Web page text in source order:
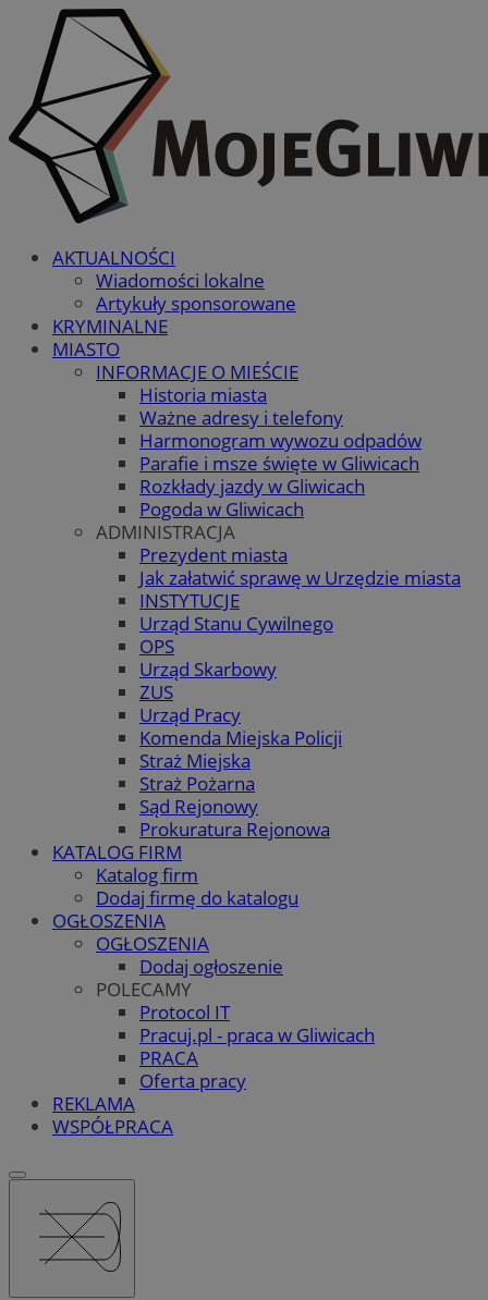
AKTUALNOŚCI
Wiadomości lokalne
Artykuły sponsorowane
KRYMINALNE
MIASTO
INFORMACJE O MIEŚCIE
Historia miasta
Ważne adresy i telefony
Harmonogram wywozu odpadów
Parafie i msze święte w Gliwicach
Rozkłady jazdy w Gliwicach
Pogoda w Gliwicach
ADMINISTRACJA
Prezydent miasta
Jak załatwić sprawę w Urzędzie miasta
INSTYTUCJE
Urząd Stanu Cywilnego
OPS
Urząd Skarbowy
ZUS
Urząd Pracy
Komenda Miejska Policji
Straż Miejska
Straż Pożarna
Sąd Rejonowy
Prokuratura Rejonowa
KATALOG FIRM
Katalog firm
Dodaj firmę do katalogu
OGŁOSZENIA
OGŁOSZENIA
Dodaj ogłoszenie
POLECAMY
Protocol IT
Pracuj.pl - praca w Gliwicach
PRACA
Oferta pracy
REKLAMA
WSPÓŁPRACA